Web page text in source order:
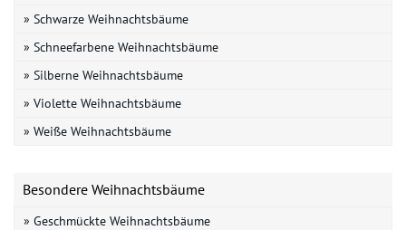
» Schwarze Weihnachtsbäume
» Schneefarbene Weihnachtsbäume
» Silberne Weihnachtsbäume
» Violette Weihnachtsbäume
» Weiße Weihnachtsbäume
Besondere Weihnachtsbäume
» Geschmückte Weihnachtsbäume